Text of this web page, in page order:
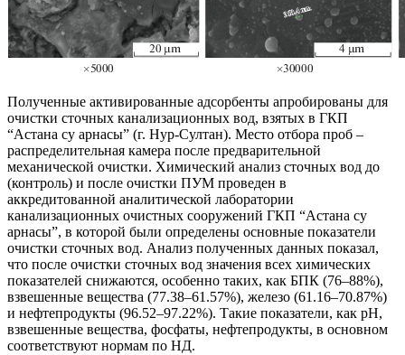
Полученные активированные адсорбенты апробированы для
очистки сточных канализационных вод, взятых в ГКП
“Астана су арнасы” (г. Нур-Султан). Место отбора проб –
распределительная камера после предварительной
механической очистки. Химический анализ сточных вод до
(контроль) и после очистки ПУМ проведен в
аккредитованной аналитической лаборатории
канализационных очистных сооружений ГКП “Астана су
арнасы”, в которой были определены основные показатели
очистки сточных вод. Анализ полученных данных показал,
что после очистки сточных вод значения всех химических
показателей снижаются, особенно таких, как БПК (76–88%),
взвешенные вещества (77.38–61.57%), железо (61.16–70.87%)
и нефтепродукты (96.52–97.22%). Такие показатели, как pH,
взвешенные вещества, фосфаты, нефтепродукты, в основном
соответствуют нормам по НД.